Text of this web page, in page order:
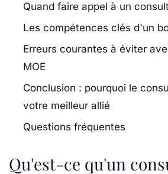
Quand faire appel à un
Les compétences clés d'un
Erreurs courantes à éviter
MOE
Conclusion : pourquoi le
votre meilleur allié
Questions fréquentes
Qu'est-ce qu'un